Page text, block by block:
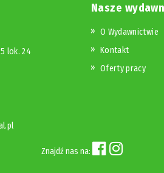
lok. 24
Nasze
O Wydawnictwie
Kontakt
Oferty pracy
Znajdź nas na: